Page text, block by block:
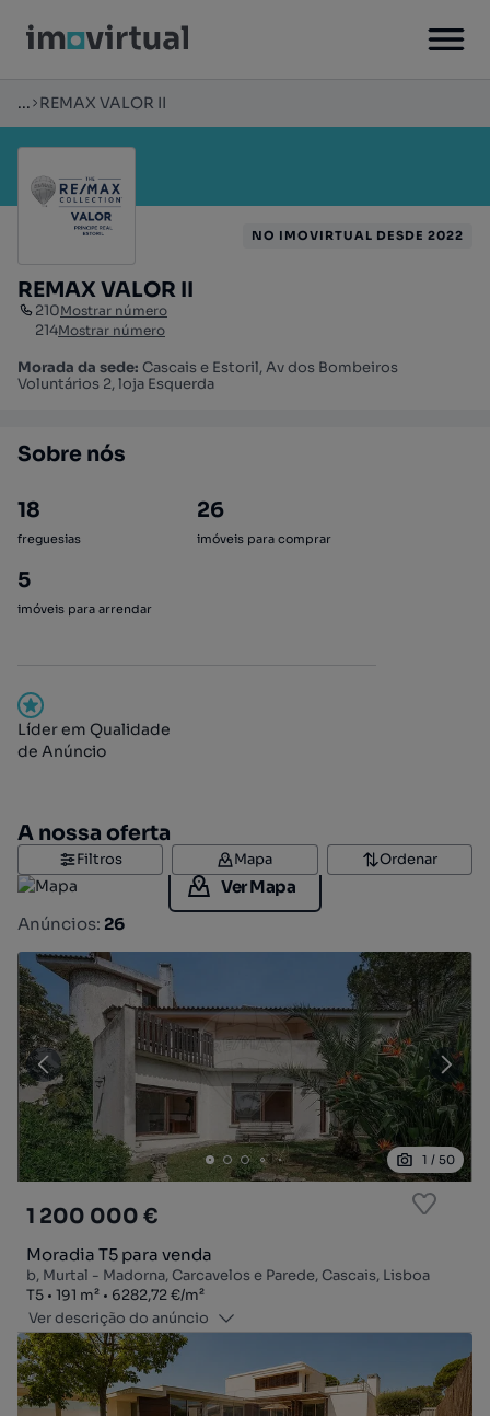
... REMAX VALOR II
REMAX VALOR II
210Mostrar número
214Mostrar número
Morada da sede: Cascais e Estoril, Av dos Bombeiros
Voluntários 2, loja Esquerda
NO IMOVIRTUAL DESDE 2022
Sobre nós
18
freguesias
26
imóveis para comprar
5
imóveis para arrendar
Líder em Qualidade
de Anúncio
A nossa oferta
Filtros Mapa Ordenar
Ver Mapa
Anúncios: 26
1 / 50
1 200 000 €
Moradia T5 para venda
b, Murtal - Madorna, Carcavelos e Parede, Cascais, Lisboa
Tipologia
T5
Zona191 m²
Preço por metro quadrado
6282,72 €/m²
Ver descrição do anúncio